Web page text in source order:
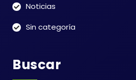
Noticias
Sin categoría
Buscar